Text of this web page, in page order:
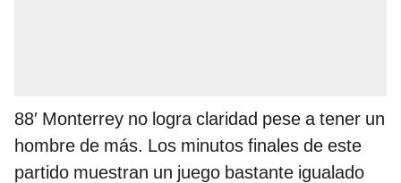
88′ Monterrey no logra claridad pese a tener un
hombre de más. Los minutos finales de este
partido muestran un juego bastante igualado